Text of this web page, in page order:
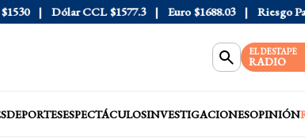
Dólar CCL $1577.3 Euro $1688.03 Riesgo País
EL DESTAPE
RADIO
DEPORTESESPECTÁCULOSINVESTIGACIONESOPINIÓN